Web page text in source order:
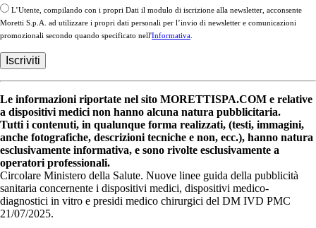
L’Utente, compilando con i propri Dati il modulo di iscrizione alla newsletter, acconsente
Moretti S.p.A. ad utilizzare i propri dati personali per l’invio di newsletter e comunicazioni
promozionali secondo quando specificato nell'Informativa
Le informazioni riportate nel sito MORETTISPA.COM e relative
a dispositivi medici non hanno alcuna natura pubblicitaria.
Tutti i contenuti, in qualunque forma realizzati, (testi, immagini,
anche fotografiche, descrizioni tecniche e non, ecc.), hanno natura
esclusivamente informativa, e sono rivolte esclusivamente a
operatori professionali.
Circolare Ministero della Salute. Nuove linee guida della pubblicità
sanitaria concernente i dispositivi medici, dispositivi medico-
diagnostici in vitro e presidi medico chirurgici del DM IVD PMC
21/07/2025.